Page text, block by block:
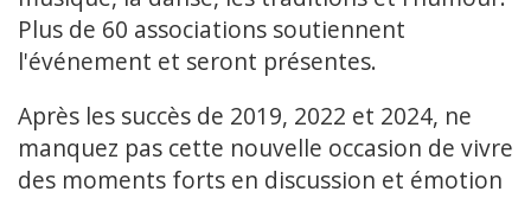
Plus de 60 associations soutiennent
l'événement et seront présentes.
Après les succès de 2019, 2022 et 2024, ne
manquez pas cette nouvelle occasion de vivre
des moments forts en discussion et émotion